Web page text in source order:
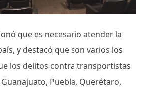
que es necesario atender la
y destacó que son varios los
los delitos contra transportistas
Puebla, Querétaro,